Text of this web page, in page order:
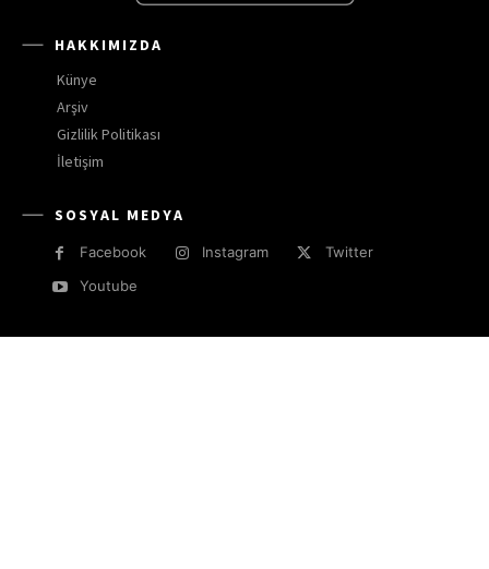
HAKKIMIZDA
Künye
Arşiv
Gizlilik Politikası
İletişim
SOSYAL MEDYA
Facebook Instagram
Twitter
Youtube